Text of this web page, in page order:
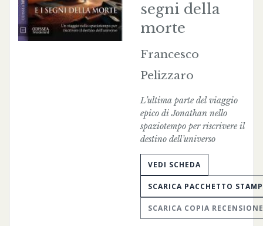
segni della
morte
Francesco
Pelizzaro
L’ultima parte del viaggio
epico di Jonathan nello
spaziotempo per riscrivere il
destino dell’universo
VEDI SCHEDA
SCARICA PACCHETTO
SCARICA COPIA RECENSIONE